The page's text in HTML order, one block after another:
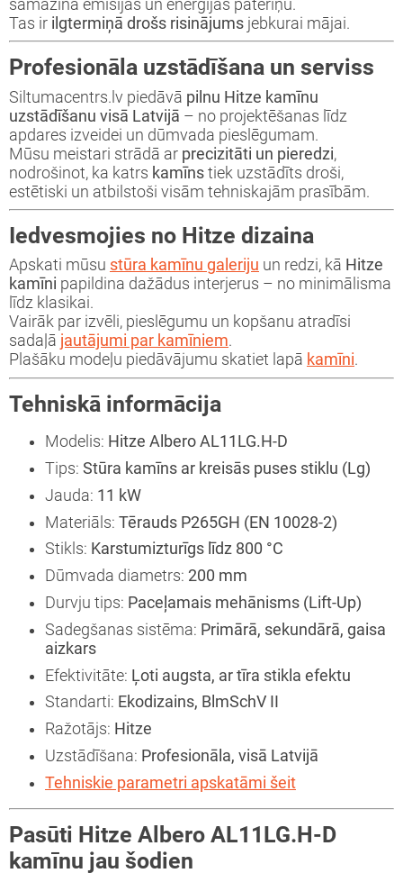
samazina emisijas un enerģijas patēriņu.
Tas ir ilgtermiņā drošs risinājums jebkurai mājai.
Profesionāla uzstādīšana un serviss
Siltumacentrs.lv piedāvā pilnu Hitze kamīnu
uzstādīšanu visā Latvijā – no projektēšanas līdz
apdares izveidei un dūmvada pieslēgumam.
Mūsu meistari strādā ar precizitāti un pieredzi,
nodrošinot, ka katrs kamīns tiek uzstādīts droši,
estētiski un atbilstoši visām tehniskajām prasībām.
Iedvesmojies no Hitze dizaina
Apskati mūsu stūra kamīnu galeriju un redzi, kā Hitze
kamīni papildina dažādus interjerus – no minimālisma
līdz klasikai.
Vairāk par izvēli, pieslēgumu un kopšanu atradīsi
sadaļā jautājumi par kamīniem.
Plašāku modeļu piedāvājumu skatiet lapā kamīni.
Tehniskā informācija
Modelis: Hitze Albero AL11LG.H-D
Tips: Stūra kamīns ar kreisās puses stiklu (Lg)
Jauda: 11 kW
Materiāls: Tērauds P265GH (EN 10028-2)
Stikls: Karstumizturīgs līdz 800 °C
Dūmvada diametrs: 200 mm
Durvju tips: Paceļamais mehānisms (Lift-Up)
Sadegšanas sistēma: Primārā, sekundārā, gaisa
aizkars
Efektivitāte: Ļoti augsta, ar tīra stikla efektu
Standarti: Ekodizains, BlmSchV II
Ražotājs: Hitze
Uzstādīšana: Profesionāla, visā Latvijā
Tehniskie parametri apskatāmi šeit
Pasūti Hitze Albero AL11LG.H-D
kamīnu jau šodien